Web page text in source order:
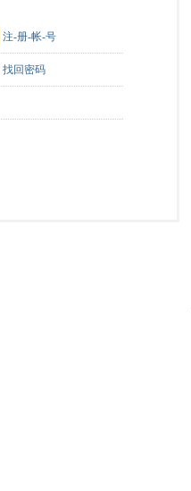
注-册-帐-号
找回密码